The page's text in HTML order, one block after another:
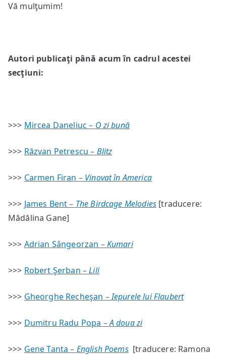
Vă mulţumim!
Autori publicaţi până acum în cadrul acestei
secţiuni:
>>> Mircea Daneliuc – O zi bună
>>> Răzvan Petrescu – Blitz
>>> Carmen Firan – Vinovat în America
>>> James Bent – The Birdcage Melodies [traducere:
Mădălina Gane]
>>> Adrian Sângeorzan –Kumari
>>> Robert Şerban –Lili
>>> Gheorghe Recheşan –Iepurele lui Flaubert
>>> Dumitru Radu Popa –A doua zi
>>> Gene Tanta – English Poems[traducere: Ramona